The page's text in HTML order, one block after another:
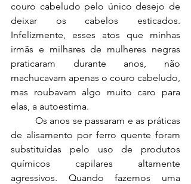
couro cabeludo pelo único desejo de
deixar os cabelos esticados.
Infelizmente, esses atos que minhas
irmãs e milhares de mulheres negras
praticaram durante anos, não
machucavam apenas o couro cabeludo,
mas roubavam algo muito caro para
elas, a autoestima.
de alisamento por ferro quente foram
substituídas pelo uso de produtos
químicos capilares altamente
agressivos. Quando fazemos uma